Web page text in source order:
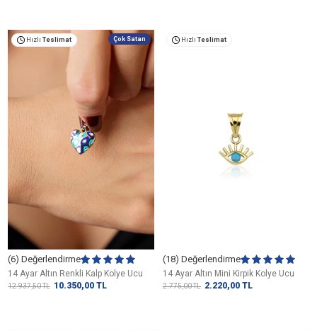
Hızlı Teslimat Çok Satan
(6) Değerlendirme
14 Ayar Altın Renkli Kalp Kolye Ucu
12.937,50TL 10.350,00 TL
Hızlı Teslimat
(18) Değerlendirme
14 Ayar Altın Mini Kirpik Kolye Ucu
2.775,00TL 2.220,00 TL